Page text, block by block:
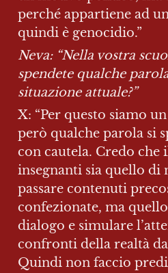
perché appartiene ad
quindi è genocidio.”
Neva: “Nella vostra
spendete qualche
situazione attuale?”
X: “Per questo siamo
però qualche parola si
con cautela. Credo che
insegnanti sia quello di
passare contenuti
confezionate, ma
dialogo e simulare
confronti della realtà
Quindi non faccio